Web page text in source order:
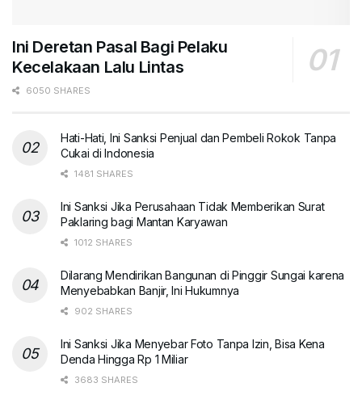
Ini Deretan Pasal Bagi Pelaku
Kecelakaan Lalu Lintas
6050 SHARES
Hati-Hati, Ini Sanksi Penjual dan Pembeli Rokok Tanpa
Cukai di Indonesia
1481 SHARES
Ini Sanksi Jika Perusahaan Tidak Memberikan Surat
Paklaring bagi Mantan Karyawan
1012 SHARES
Dilarang Mendirikan Bangunan di Pinggir Sungai karena
Menyebabkan Banjir, Ini Hukumnya
902 SHARES
Ini Sanksi Jika Menyebar Foto Tanpa Izin, Bisa Kena
Denda Hingga Rp 1 Miliar
3683 SHARES